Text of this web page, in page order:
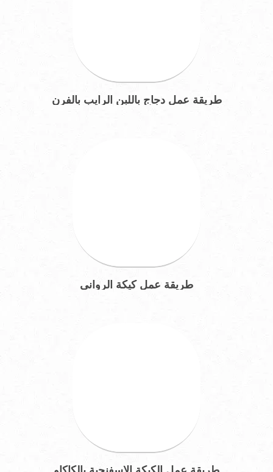
طريقة عمل دجاج باللبن الرايب بالفرن
طريقة عمل كيكة الروانى